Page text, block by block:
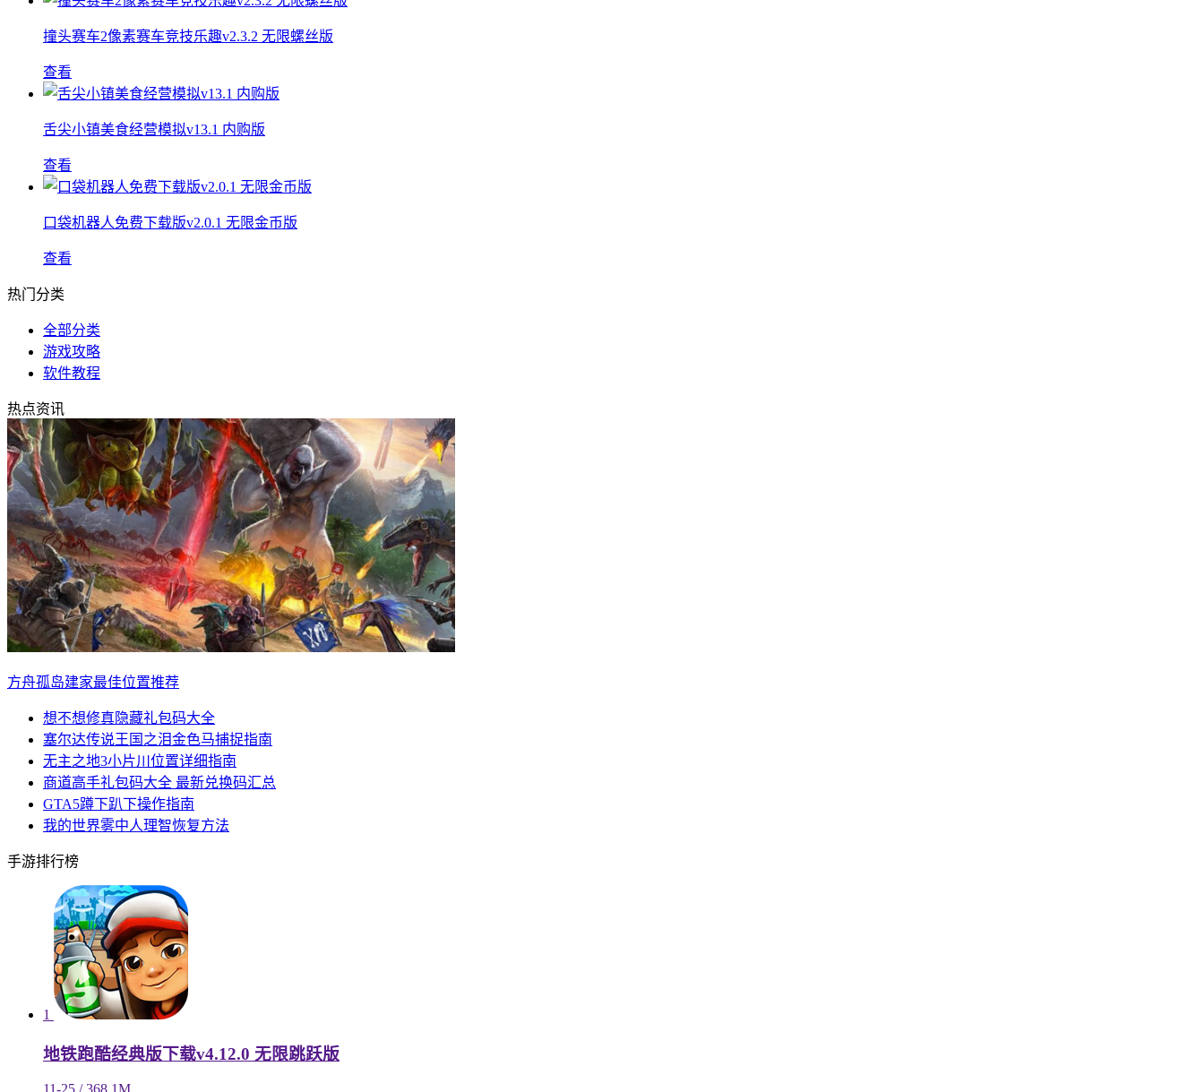
撞头赛车2像素赛车竞技乐趣v2.3.2 无限螺丝版
查看
舌尖小镇美食经营模拟v13.1 内购版
查看
口袋机器人免费下载版v2.0.1 无限金币版
查看
热门分类
全部分类
游戏攻略
软件教程
热点资讯
方舟孤岛建家最佳位置推荐
想不想修真隐藏礼包码大全
塞尔达传说王国之泪金色马捕捉指南
无主之地3小片川位置详细指南
商道高手礼包码大全 最新兑换码汇总
GTA5蹲下趴下操作指南
我的世界雾中人理智恢复方法
手游排行榜
1
地铁跑酷经典版下载v4.12.0 无限跳跃版
11-25 / 368.1M